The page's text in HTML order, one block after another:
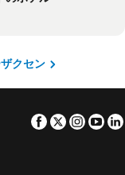
クセン
Facebook
Twitter